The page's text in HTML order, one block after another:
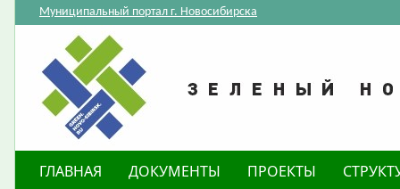
Муниципальный портал г. Новосибирска
ГЛАВНАЯ ДОКУМЕНТЫ ПРОЕКТЫ